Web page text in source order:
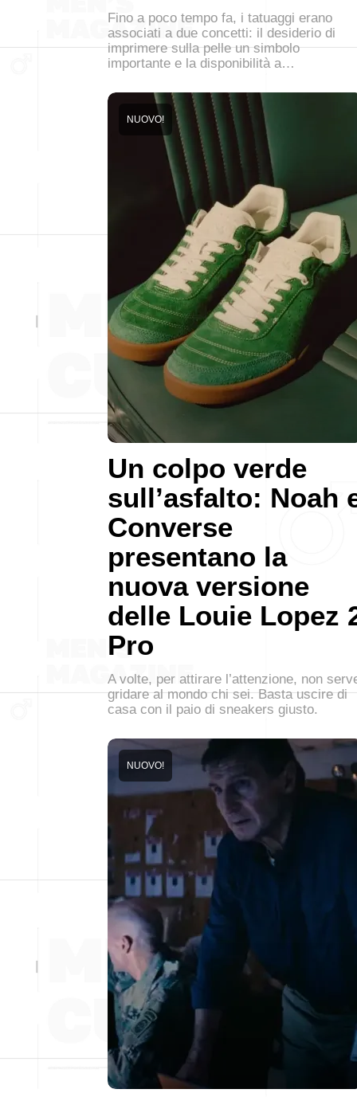
Fino a poco tempo fa, i tatuaggi erano
associati a due concetti: il desiderio di
imprimere sulla pelle un simbolo
importante e la disponibilità a…
Un colpo verde
sull’asfalto: Noah
Converse
presentano la
nuova versione
delle Louie Lopez
Pro
NUOVO!
A volte, per attirare l’attenzione, non
gridare al mondo chi sei. Basta uscire di
casa con il paio di sneakers giusto.
NUOVO!